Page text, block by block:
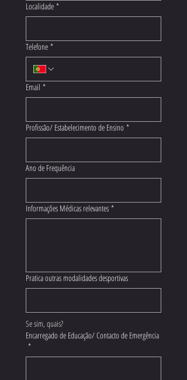
Localidade *
Telefone *
Email *
Profissão/ Estabelecimento de Ensino *
Ano de Frequência
Informações Médicas relevantes *
Pratica outras modalidades desportivas
Se sim, quais?
Encarregado de Educação/ Contacto de Emergência
*